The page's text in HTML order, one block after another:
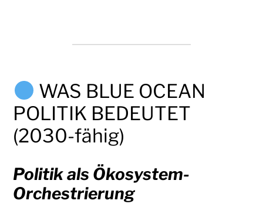
WAS BLUE OCEAN
POLITIK BEDEUTET
(2030-fähig)
Politik als Ökosystem-
Orchestrierung